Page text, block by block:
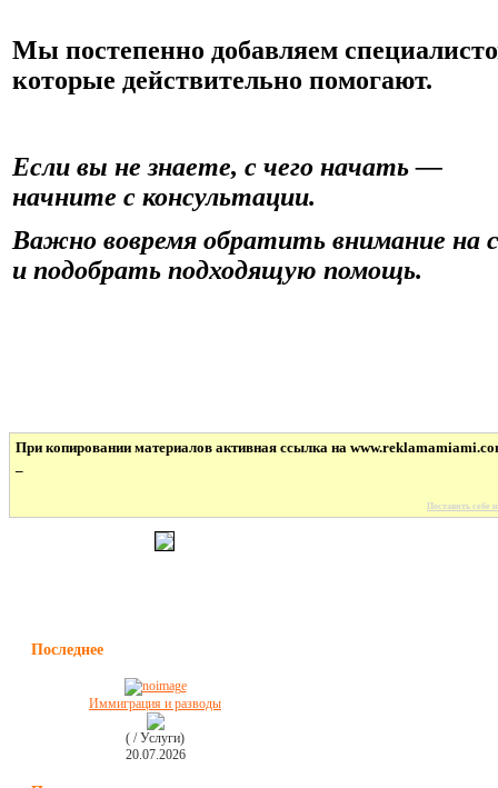
Мы постепенно добавляем
которые действительно помогают.
Если вы не знаете, с чего начать —
начните с консультации.
Важно вовремя обратить внимание на
и подобрать подходящую помощь.
При копировании материалов активная ссылка на
Поставить себе
Последнее
Иммиграция и разводы
( / Услуги)
20.07.2026